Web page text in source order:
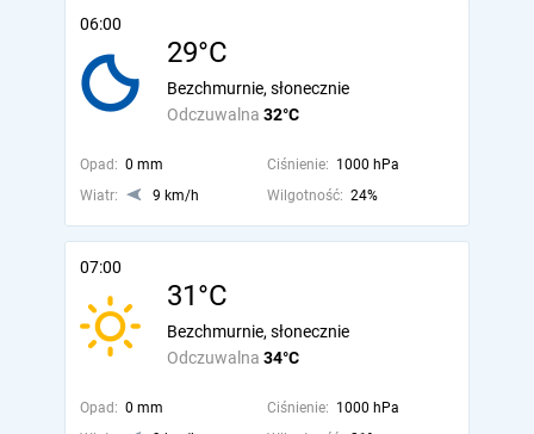
06:00
29°C
Odczuwalna 32°C
Bezchmurnie, słonecznie
Opad: 0 mm Ciśnienie: 1000 hPa
Wiatr:
9 km/h Wilgotność: 24%
07:00
31°C
Odczuwalna 34°C
Bezchmurnie, słonecznie
Opad: 0 mm Ciśnienie: 1000 hPa